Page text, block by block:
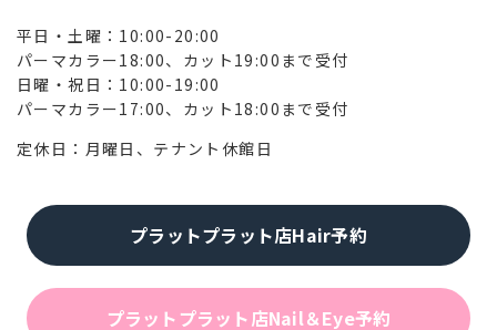
平日・土曜：10:00-20:00
パーマカラー18:00、カット19:00まで受付
日曜・祝日：10:00-19:00
パーマカラー17:00、カット18:00まで受付
定休日：月曜日、テナント休館日
プラットプラット店Hair予約
プラットプラット店Nail＆Eye予約